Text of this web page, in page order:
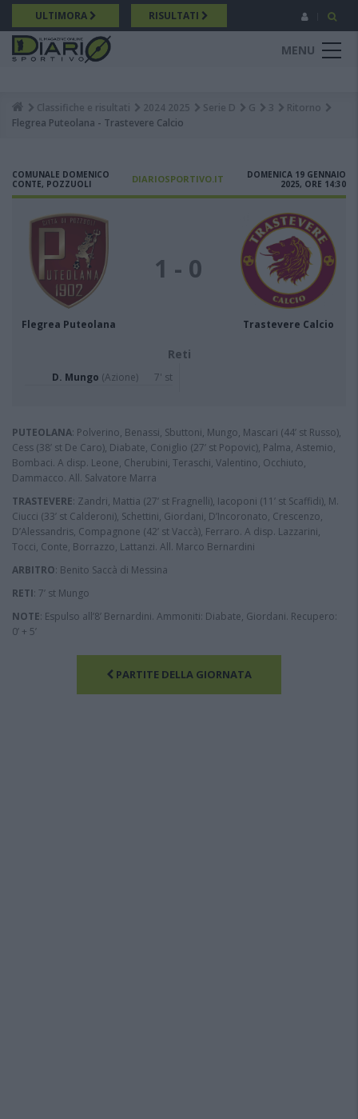
Salta
al
contenuto
principale
ULTIMORA RISULTATI
MENU
Breadcrumb
Classifiche e risultati 2024 2025 Serie D G 3
Ritorno
Flegrea Puteolana - Trastevere Calcio
COMUNALE DOMENICO
CONTE, POZZUOLI
DIARIOSPORTIVO.IT
DOMENICA 19 GENNAIO
2025, ORE 14:30
Flegrea Puteolana
1 - 0
Trastevere Calcio
Reti
D. Mungo (Azione) 7' st
PUTEOLANA: Polverino, Benassi, Sbuttoni, Mungo, Mascari (44’ st Russo),
Cess (38’ st De Caro), Diabate, Coniglio (27’ st Popovic), Palma, Astemio,
Bombaci. A disp. Leone, Cherubini, Teraschi, Valentino, Occhiuto,
Dammacco. All. Salvatore Marra
TRASTEVERE: Zandri, Mattia (27’ st Fragnelli), Iacoponi (11’ st Scaffidi), M.
Ciucci (33’ st Calderoni), Schettini, Giordani, D’Incoronato, Crescenzo,
D’Alessandris, Compagnone (42’ st Vaccà), Ferraro. A disp. Lazzarini,
Tocci, Conte, Borrazzo, Lattanzi. All. Marco Bernardini
ARBITRO: Benito Saccà di Messina
RETI: 7’ st Mungo
NOTE: Espulso all’8’ Bernardini. Ammoniti: Diabate, Giordani. Recupero:
0’ + 5’
PARTITE DELLA GIORNATA